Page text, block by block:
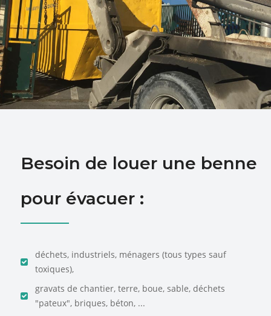
Besoin de louer une benne
pour évacuer :
déchets, industriels, ménagers (tous types sauf
toxiques),
gravats de chantier, terre, boue, sable, déchets
"pateux", briques, béton, ...